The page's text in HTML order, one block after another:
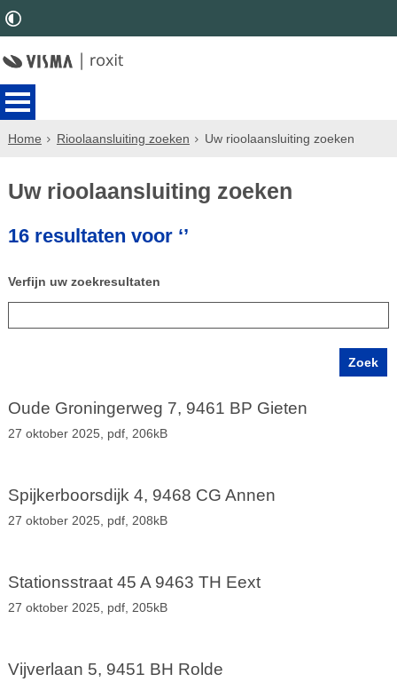
Home Rioolaansluiting zoeken Uw rioolaansluiting zoeken
Uw rioolaansluiting zoeken
16 resultaten voor ‘’
Verfijn uw zoekresultaten
Oude Groningerweg 7, 9461 BP Gieten
27 oktober 2025, pdf, 206kB
Spijkerboorsdijk 4, 9468 CG Annen
27 oktober 2025, pdf, 208kB
Stationsstraat 45 A 9463 TH Eext
27 oktober 2025, pdf, 205kB
Vijverlaan 5, 9451 BH Rolde